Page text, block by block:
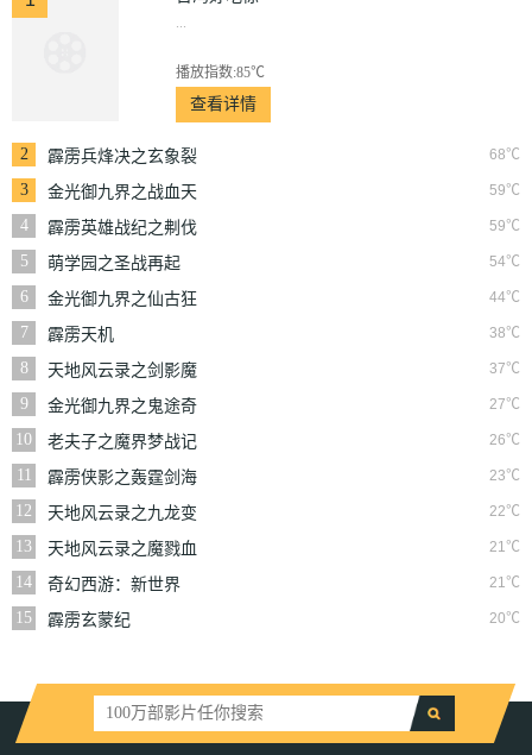
...
播放指数:85℃
查看详情
2 68℃
霹雳兵烽决之玄象裂
变
3 59℃
金光御九界之战血天
道
4 59℃
霹雳英雄战纪之刜伐
世界
5 54℃
萌学园之圣战再起
6
44℃
金光御九界之仙古狂
涛
7 38℃
霹雳天机
8
37℃
天地风云录之剑影魔
踪
9 27℃
金光御九界之鬼途奇
行录
10 26℃
老夫子之魔界梦战记
粤语
11 23℃
霹雳侠影之轰霆剑海
录
12 22℃
天地风云录之九龙变
13
21℃
天地风云录之魔戮血
战
14 21℃
奇幻西游：新世界
15
20℃
霹雳玄蒙纪